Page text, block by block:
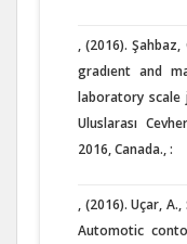
, (2016).
gradıent and
laboratory scale
Uluslarası
2016, Canada., :
, (2016). Uçar,
Automotic